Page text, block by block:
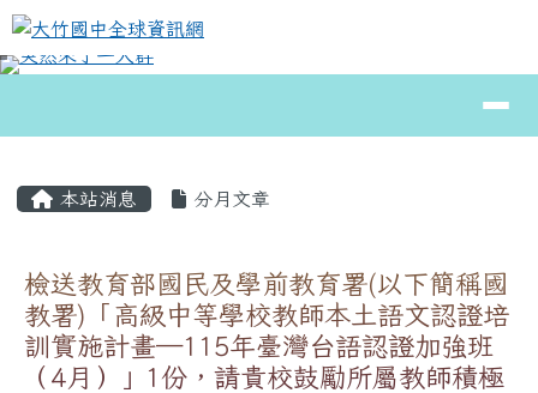
跳至主內容區
大竹國中全球資訊網
⏸
本站消息 分月文章
檢送教育部國民及學前教育署(以下簡稱國
教署)「高級中等學校教師本土語文認證培
訓實施計畫─115年臺灣台語認證加強班
（4月）」1份，請貴校鼓勵所屬教師積極